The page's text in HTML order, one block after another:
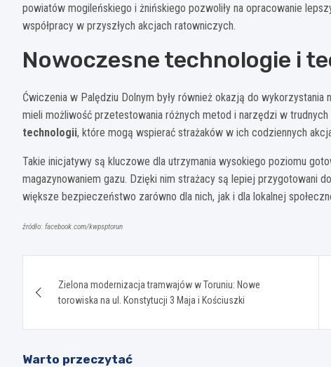
powiatów mogileńskiego i żnińskiego pozwoliły na opracowanie
współpracy w przyszłych akcjach ratowniczych.
Nowoczesne technologie i
Ćwiczenia w Palędziu Dolnym były również okazją do
mieli możliwość przetestowania różnych metod i narzędzi w trudnych
technologii, które mogą wspierać strażaków w ich codziennych
Takie inicjatywy są kluczowe dla utrzymania wysokiego poziomu
magazynowaniem gazu. Dzięki nim strażacy są lepiej przygotowani
większe bezpieczeństwo zarówno dla nich, jak i dla lokalnej
źródło: facebook.com/kwpsptorun
wpisu
Zielona modernizacja tramwajów w Toruniu: Nowe
torowiska na ul. Konstytucji 3 Maja i Kościuszki
Warto przeczytać